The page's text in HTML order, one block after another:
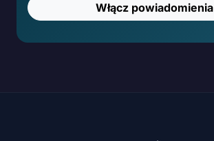
Włącz powiadomienia